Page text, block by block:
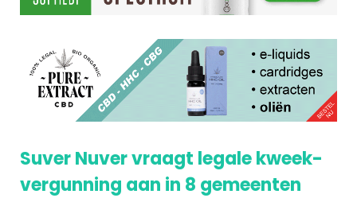
Suver Nuver vraagt legale kweek-
vergunning aan in 8 gemeenten